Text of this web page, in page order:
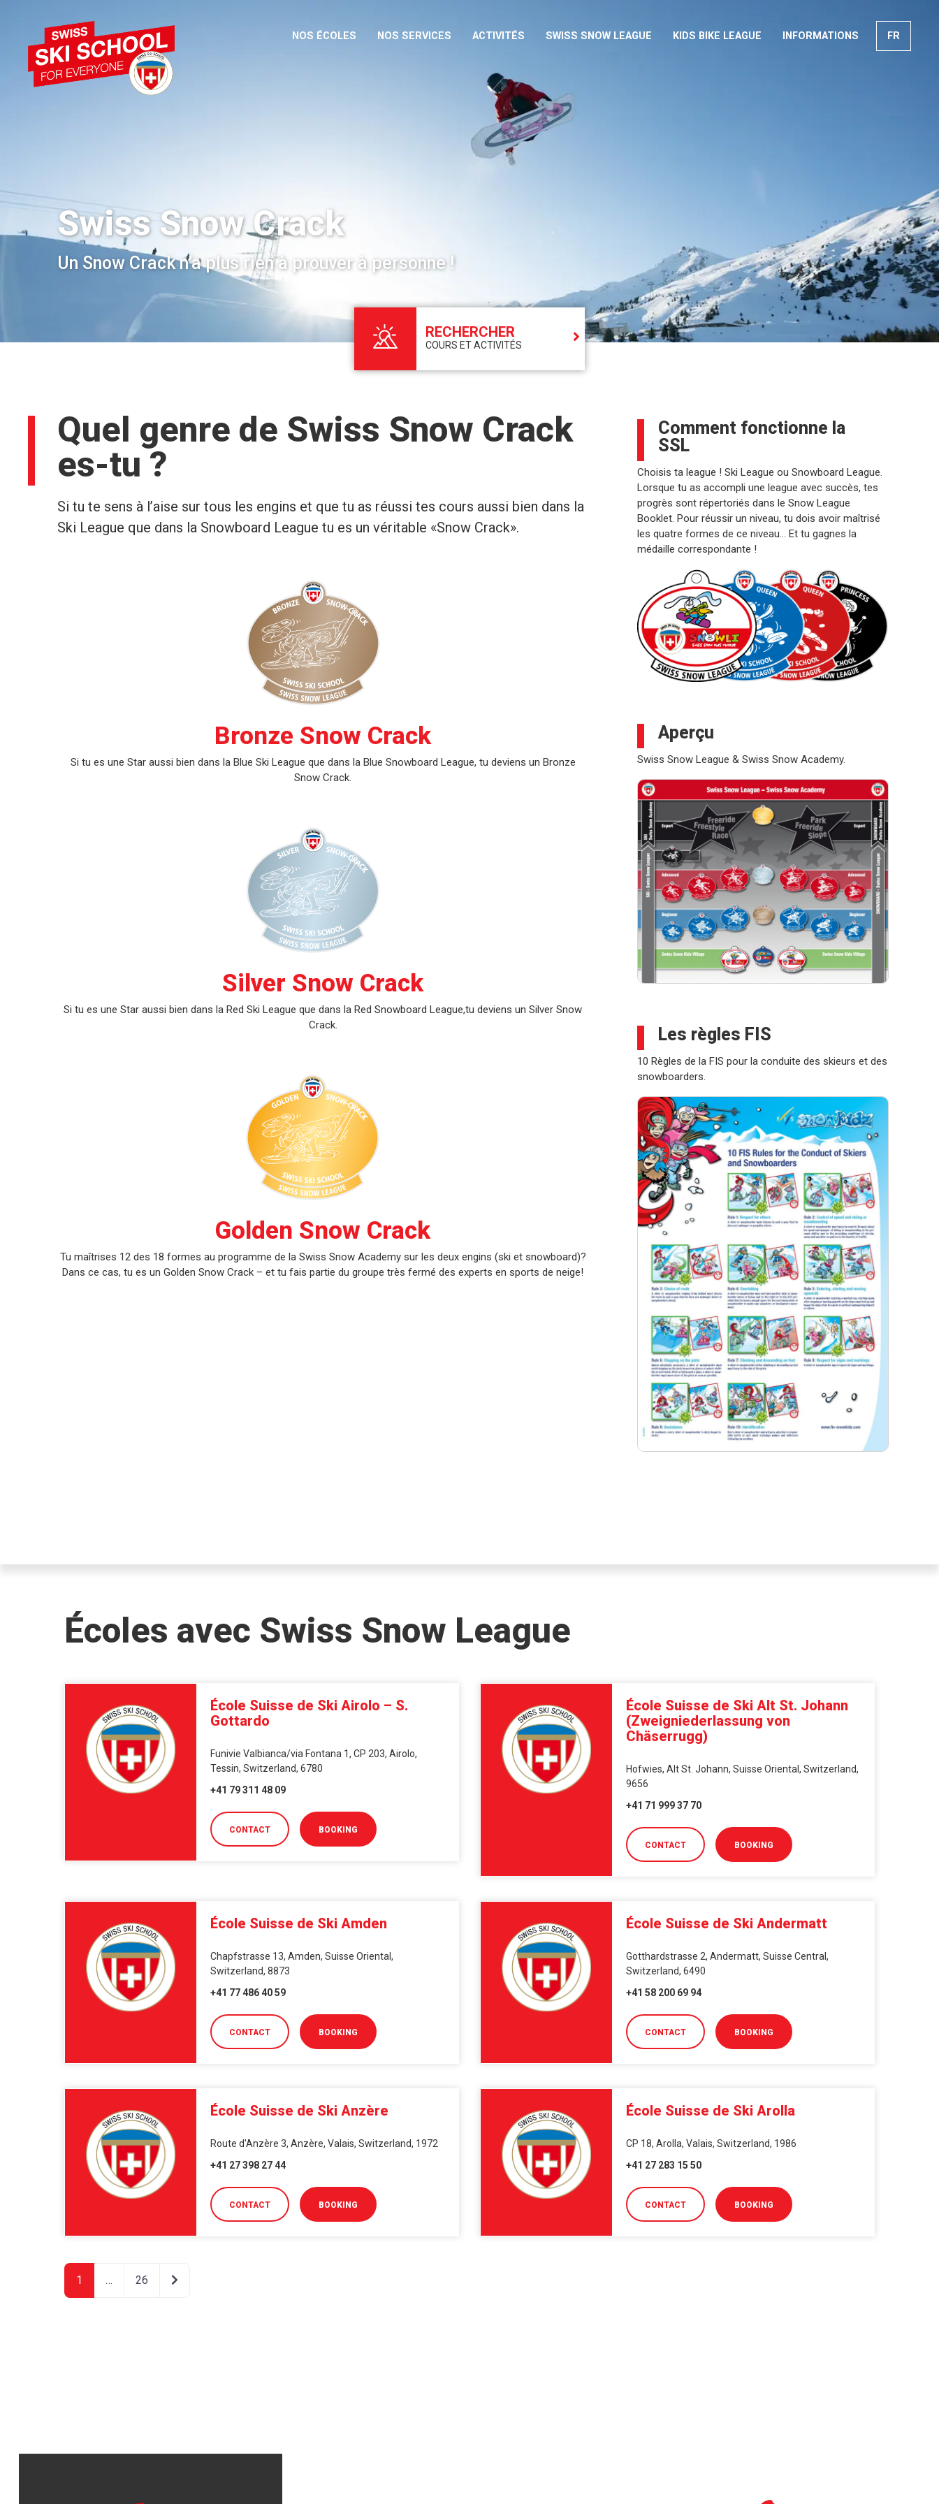
NOS ÉCOLES NOS SERVICES ACTIVITÉS SWISS SNOW LEAGUE KIDS BIKE LEAGUE INFORMATIONS FR
Swiss Snow Crack
Un Snow Crack n’a plus rien à prouver à personne !
RECHERCHER
COURS ET ACTIVITÉS
Quel genre de Swiss Snow Crack
es-tu ?
Si tu te sens à l’aise sur tous les engins et que tu as réussi tes cours aussi bien dans la
Ski League que dans la Snowboard League tu es un véritable «Snow Crack».
Bronze Snow Crack
Si tu es une Star aussi bien dans la Blue Ski League que dans la Blue Snowboard League, tu deviens un Bronze
Snow Crack.
Silver Snow Crack
Si tu es une Star aussi bien dans la Red Ski League que dans la Red Snowboard League,tu deviens un Silver Snow
Crack.
Golden Snow Crack
Tu maîtrises 12 des 18 formes au programme de la Swiss Snow Academy sur les deux engins (ski et snowboard)?
Dans ce cas, tu es un Golden Snow Crack – et tu fais partie du groupe très fermé des experts en sports de neige!
Comment fonctionne la
SSL
Choisis ta league ! Ski League ou Snowboard League.
Lorsque tu as accompli une league avec succès, tes
progrès sont répertoriés dans le Snow League
Booklet. Pour réussir un niveau, tu dois avoir maîtrisé
les quatre formes de ce niveau… Et tu gagnes la
médaille correspondante !
Aperçu
Swiss Snow League & Swiss Snow Academy.
Les règles FIS
10 Règles de la FIS pour la conduite des skieurs et des
snowboarders.
Écoles avec Swiss Snow League
École Suisse de Ski Airolo – S.
Gottardo
Funivie Valbianca/via Fontana 1, CP 203, Airolo,
Tessin, Switzerland, 6780
+41 79 311 48 09
CONTACT BOOKING
École Suisse de Ski Alt St. Johann
(Zweigniederlassung von
Chäserrugg)
Hofwies, Alt St. Johann, Suisse Oriental, Switzerland,
9656
+41 71 999 37 70
CONTACT BOOKING
École Suisse de Ski Amden
Chapfstrasse 13, Amden, Suisse Oriental,
Switzerland, 8873
+41 77 486 40 59
CONTACT BOOKING
École Suisse de Ski Andermatt
Gotthardstrasse 2, Andermatt, Suisse Central,
Switzerland, 6490
+41 58 200 69 94
CONTACT BOOKING
École Suisse de Ski Anzère
Route d'Anzère 3, Anzère, Valais, Switzerland, 1972
+41 27 398 27 44
CONTACT BOOKING
École Suisse de Ski Arolla
CP 18, Arolla, Valais, Switzerland, 1986
+41 27 283 15 50
CONTACT BOOKING
1 … 26 Older posts